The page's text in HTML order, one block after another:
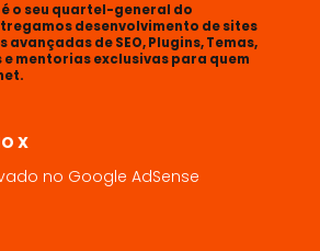
o seu quartel-general do
desenvolvimento de sites
de SEO, Plugins, Temas,
mentorias exclusivas para quem
X
no Google AdSense